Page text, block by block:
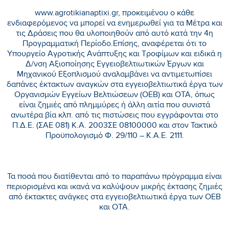
www.agrotikianaptixi.gr, προκειμένου ο κάθε
ενδιαφερόμενος να μπορεί να ενημερωθεί για τα Μέτρα και
τις Δράσεις που θα υλοποιηθούν από αυτό κατά την 4η
Προγραμματική Περίοδο.Επίσης, αναφέρεται ότι το
Υπουργείο Αγροτικής Ανάπτυξης και Τροφίμων και ειδικά η
Δ/νση Αξιοποίησης Εγγειοβελτιωτικών Έργων και
Μηχανικού Εξοπλισμού αναλαμβάνει να αντιμετωπίσει
δαπάνες έκτακτων αναγκών στα εγγειοβελτιωτικά έργα των
Οργανισμών Εγγείων Βελτιώσεων (ΟΕΒ) και ΟΤΑ, όπως
είναι ζημιές από πλημμύρες ή άλλη αιτία που συνιστά
ανωτέρα βία κλπ. από τις πιστώσεις που εγγράφονται στο
Π.Δ.Ε. (ΣΑΕ 081) Κ.Α. 2003ΣΕ 08100000 και στον Τακτικό
Προϋπολογισμό Φ. 29/110 – Κ.Α.Ε. 2111.
Τα ποσά που διατίθενται από το παραπάνω πρόγραμμα είναι
περιορισμένα και ικανά να καλύψουν μικρής έκτασης ζημιές
από έκτακτες ανάγκες στα εγγειοβελτιωτικά έργα των ΟΕΒ
και ΟΤΑ.